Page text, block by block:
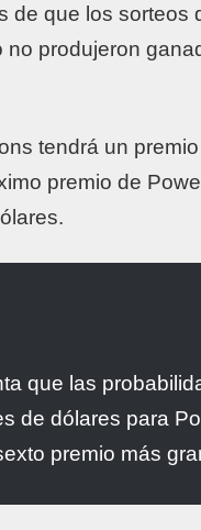
de que los sorteos
no produjeron
tendrá un
premio de
que las
de dólares para
premio más